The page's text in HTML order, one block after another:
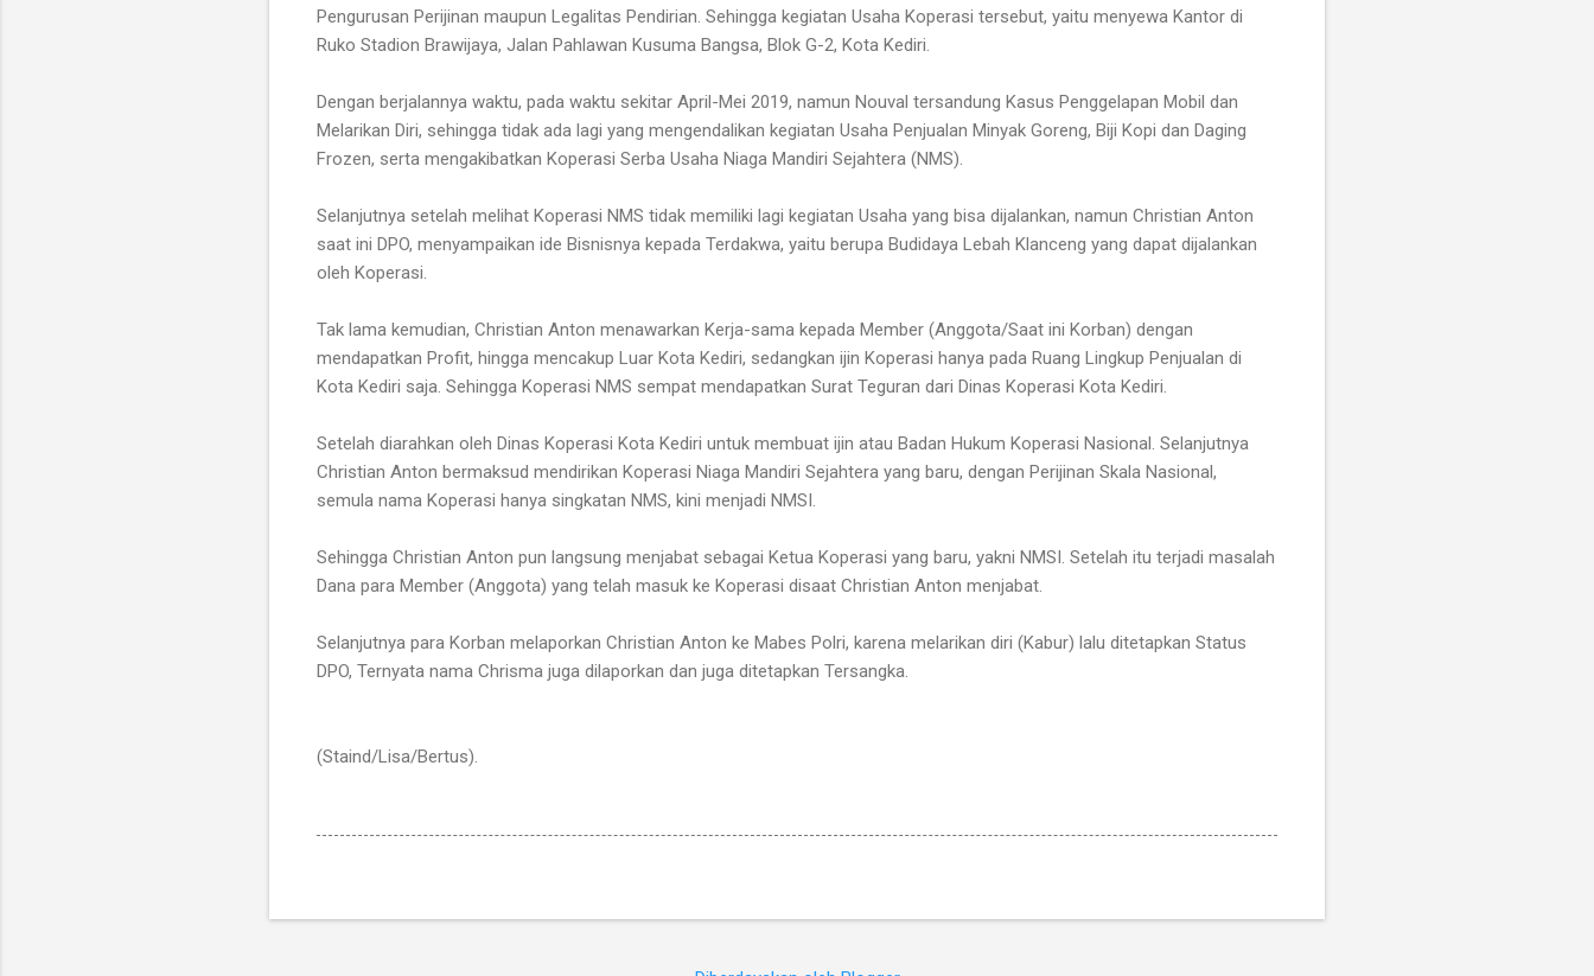
Pengurusan Perijinan maupun Legalitas Pendirian. Sehingga kegiatan Usaha Koperasi tersebut, yaitu menyewa Kantor di
Ruko Stadion Brawijaya, Jalan Pahlawan Kusuma Bangsa, Blok G-2, Kota Kediri.
Dengan berjalannya waktu, pada waktu sekitar April-Mei 2019, namun Nouval tersandung Kasus Penggelapan Mobil dan
Melarikan Diri, sehingga tidak ada lagi yang mengendalikan kegiatan Usaha Penjualan Minyak Goreng, Biji Kopi dan Daging
Frozen, serta mengakibatkan Koperasi Serba Usaha Niaga Mandiri Sejahtera (NMS).
Selanjutnya setelah melihat Koperasi NMS tidak memiliki lagi kegiatan Usaha yang bisa dijalankan, namun Christian Anton
saat ini DPO, menyampaikan ide Bisnisnya kepada Terdakwa, yaitu berupa Budidaya Lebah Klanceng yang dapat dijalankan
oleh Koperasi.
Tak lama kemudian, Christian Anton menawarkan Kerja-sama kepada Member (Anggota/Saat ini Korban) dengan
mendapatkan Profit, hingga mencakup Luar Kota Kediri, sedangkan ijin Koperasi hanya pada Ruang Lingkup Penjualan di
Kota Kediri saja. Sehingga Koperasi NMS sempat mendapatkan Surat Teguran dari Dinas Koperasi Kota Kediri.
Setelah diarahkan oleh Dinas Koperasi Kota Kediri untuk membuat ijin atau Badan Hukum Koperasi Nasional. Selanjutnya
Christian Anton bermaksud mendirikan Koperasi Niaga Mandiri Sejahtera yang baru, dengan Perijinan Skala Nasional,
semula nama Koperasi hanya singkatan NMS, kini menjadi NMSI.
Sehingga Christian Anton pun langsung menjabat sebagai Ketua Koperasi yang baru, yakni NMSI. Setelah itu terjadi masalah
Dana para Member (Anggota) yang telah masuk ke Koperasi disaat Christian Anton menjabat.
Selanjutnya para Korban melaporkan Christian Anton ke Mabes Polri, karena melarikan diri (Kabur) lalu ditetapkan Status
DPO, Ternyata nama Chrisma juga dilaporkan dan juga ditetapkan Tersangka.
(Staind/Lisa/Bertus).